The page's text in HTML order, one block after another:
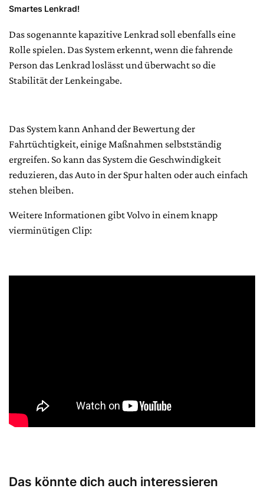
Smartes Lenkrad!
Das sogenannte kapazitive Lenkrad soll ebenfalls eine
Rolle spielen. Das System erkennt, wenn die fahrende
Person das Lenkrad loslässt und überwacht so die
Stabilität der Lenkeingabe.
Das System kann Anhand der Bewertung der
Fahrtüchtigkeit, einige Maßnahmen selbstständig
ergreifen. So kann das System die Geschwindigkeit
reduzieren, das Auto in der Spur halten oder auch einfach
stehen bleiben.
Weitere Informationen gibt Volvo in einem knapp
vierminütigen Clip:
Das könnte dich auch interessieren